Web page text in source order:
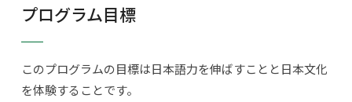
プログラム目標
このプログラムの目標は日本語力を伸ばすことと日本文化
を体験することです。